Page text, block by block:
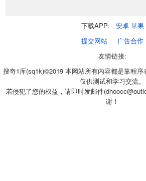
下载APP: 安卓 苹果
提交网站
广告合作
友情链接:
搜奇1库(sq1k)©2019 本网站所有内容都是靠程序
仅供测试和学习交流。
若侵犯了您的权益，请即时发邮件
谢！